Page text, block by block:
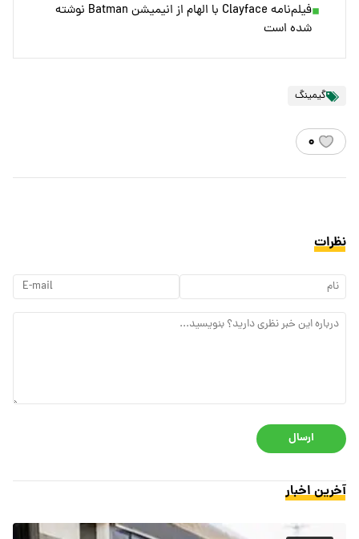
فیلم‌نامه Clayface با الهام از انیمیشن Batman نوشته
شده است
گیمینگ
۰
نظرات
ارسال
آخرین اخبار